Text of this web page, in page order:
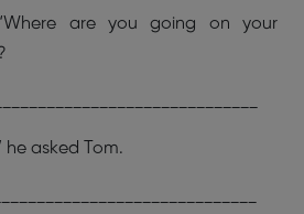
are you going on your
he asked Tom.